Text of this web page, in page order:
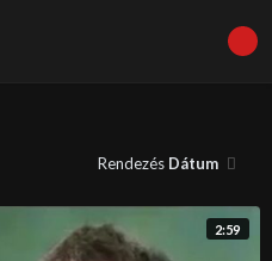
Rendezés Dátum
2:59